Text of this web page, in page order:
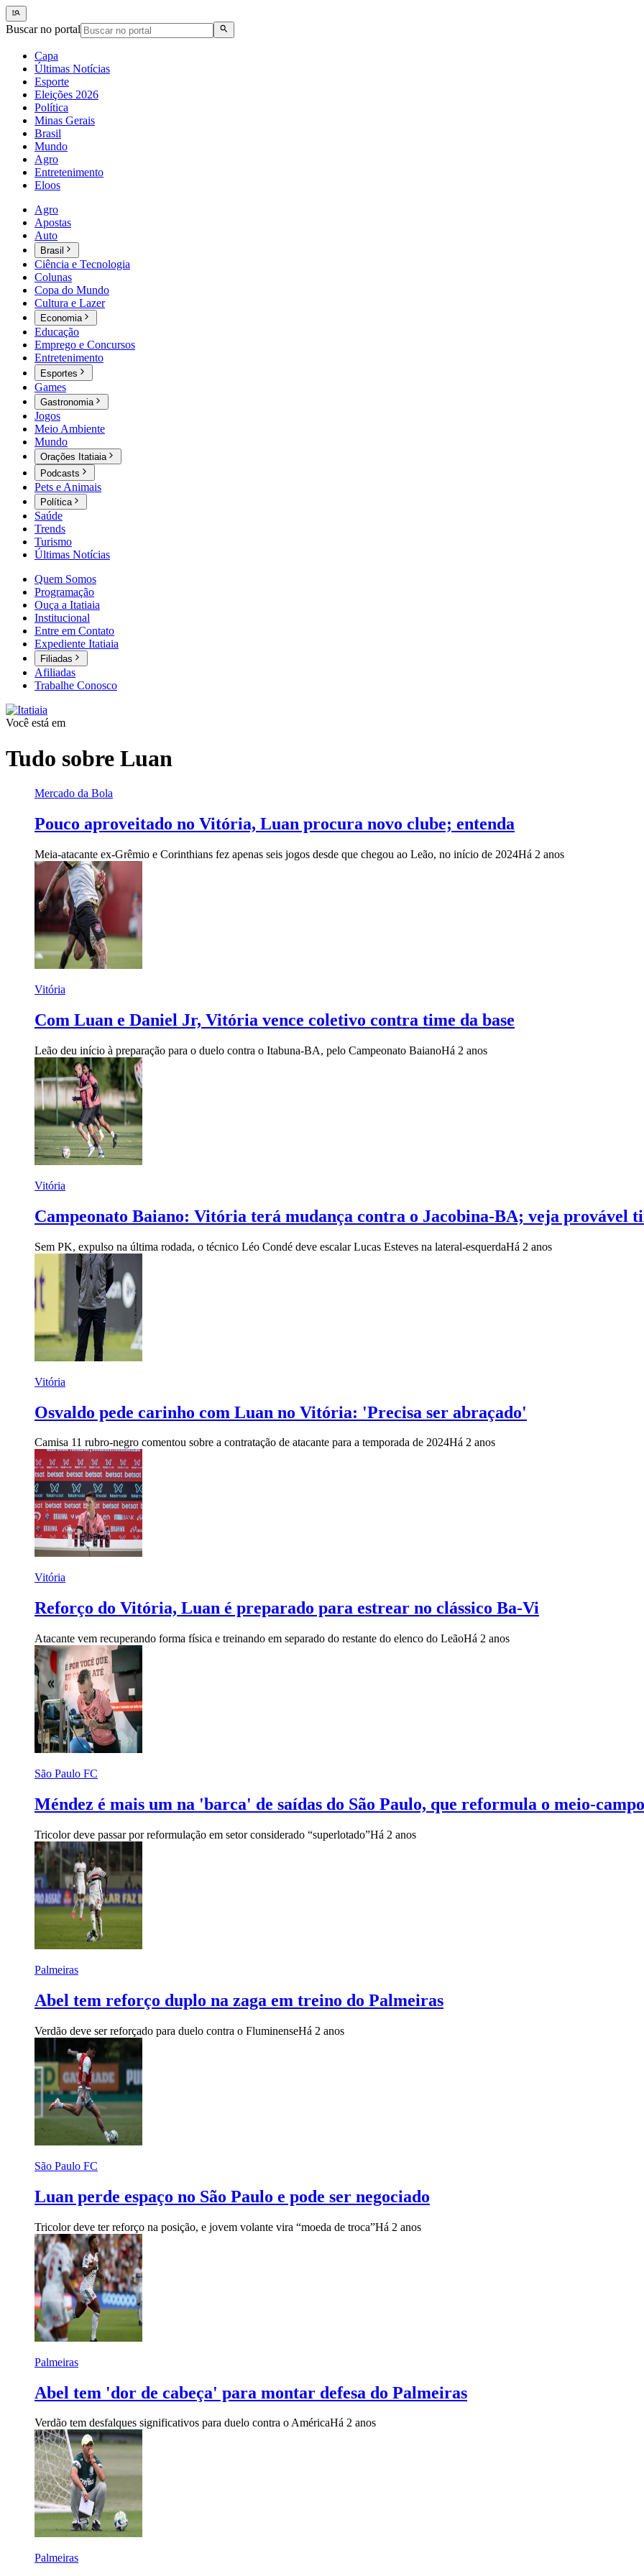
Buscar no portal
Capa
Últimas Notícias
Esporte
Eleições 2026
Política
Minas Gerais
Brasil
Mundo
Agro
Entretenimento
Eloos
Agro
Apostas
Auto
Brasil
Ciência e Tecnologia
Colunas
Copa do Mundo
Cultura e Lazer
Economia
Educação
Emprego e Concursos
Entretenimento
Esportes
Games
Gastronomia
Jogos
Meio Ambiente
Mundo
Orações Itatiaia
Podcasts
Pets e Animais
Política
Saúde
Trends
Turismo
Últimas Notícias
Quem Somos
Programação
Ouça a Itatiaia
Institucional
Entre em Contato
Expediente Itatiaia
Filiadas
Afiliadas
Trabalhe Conosco
Você está em
Tudo sobre Luan
Mercado da Bola
Pouco aproveitado no Vitória, Luan procura novo clube; entenda
Meia-atacante ex-Grêmio e Corinthians fez apenas seis jogos desde que chegou ao Leão, no início de 2024Há 2 anos
Vitória
Com Luan e Daniel Jr, Vitória vence coletivo contra time da base
Leão deu início à preparação para o duelo contra o Itabuna-BA, pelo Campeonato BaianoHá 2 anos
Vitória
Campeonato Baiano: Vitória terá mudança contra o Jacobina-BA; veja provável
Sem PK, expulso na última rodada, o técnico Léo Condé deve escalar Lucas Esteves na lateral-esquerdaHá 2 anos
Vitória
Osvaldo pede carinho com Luan no Vitória: 'Precisa ser abraçado'
Camisa 11 rubro-negro comentou sobre a contratação de atacante para a temporada de 2024Há 2 anos
Vitória
Reforço do Vitória, Luan é preparado para estrear no clássico Ba-Vi
Atacante vem recuperando forma física e treinando em separado do restante do elenco do LeãoHá 2 anos
São Paulo FC
Méndez é mais um na 'barca' de saídas do São Paulo, que reformula o meio-campo
Tricolor deve passar por reformulação em setor considerado “superlotado”Há 2 anos
Palmeiras
Abel tem reforço duplo na zaga em treino do Palmeiras
Verdão deve ser reforçado para duelo contra o FluminenseHá 2 anos
São Paulo FC
Luan perde espaço no São Paulo e pode ser negociado
Tricolor deve ter reforço na posição, e jovem volante vira “moeda de troca”Há 2 anos
Palmeiras
Abel tem 'dor de cabeça' para montar defesa do Palmeiras
Verdão tem desfalques significativos para duelo contra o AméricaHá 2 anos
Palmeiras